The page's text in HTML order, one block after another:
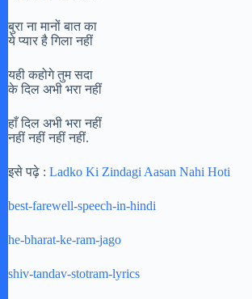
बुरा ना मानों बात का
ये प्यार है गिला नहीं
यही कहोगे तुम सदा
के दिल अभी भरा नहीं
हाँ दिल अभी भरा नहीं
नहीं नहीं नहीं नहीं.
इसे पढ़े : Ladko Ki Zindagi Aasan Nahi Hoti
best-farewell-speech-in-hindi
he-bharat-ke-ram-jago
shiv-tandav-stotram-lyrics